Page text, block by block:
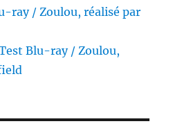
ray / Zoulou, réalisé par
Blu-ray / Zoulou,